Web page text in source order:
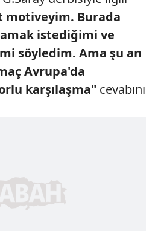
motiveyim. Burada
istediğimi ve
söyledim. Ama şu an
Avrupa'da
karşılaşma" cevabını